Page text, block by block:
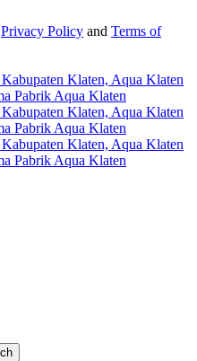
Privacy Policy and Terms of